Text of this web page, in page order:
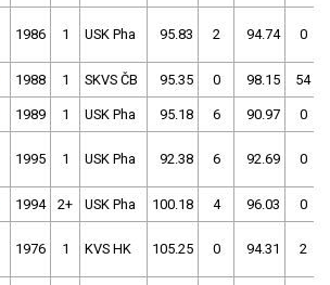
1986 1 USK Pha 95.83 2 94.74 0
1988 1 SKVS ČB 95.35 0 98.15 54
1989 1 USK Pha 95.18 6 90.97 0
1995 1 USK Pha 92.38 6 92.69 0
1994 2+ USK Pha 100.18 4 96.03 0
1976 1 KVS HK 105.25 0 94.31 2